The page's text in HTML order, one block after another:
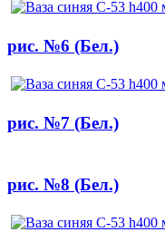
рис. №6 (Бел.)
рис. №7 (Бел.)
рис. №8 (Бел.)